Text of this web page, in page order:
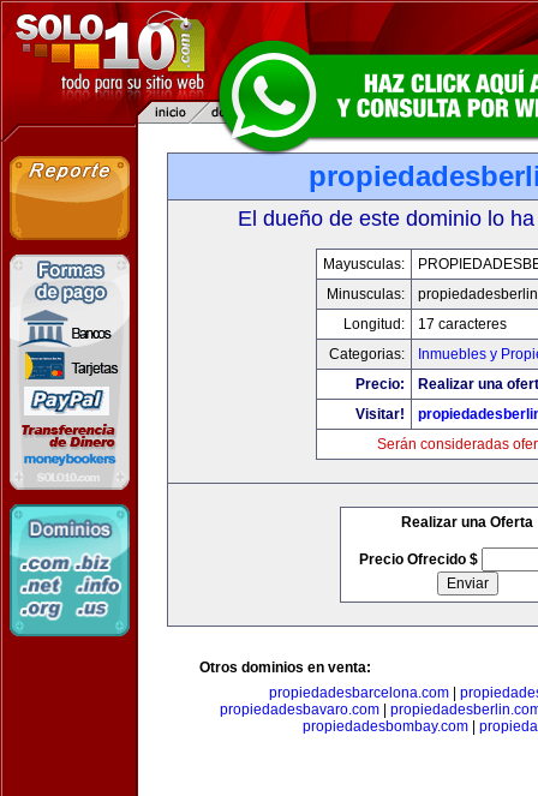
El dueño de este dominio lo
Mayusculas:
Minusculas:
Longitud:
17 caracteres
Categorias:
Inmuebles y
Precio:
Realizar una
Visitar!
Serán consideradas
Realizar una Oferta
Precio Ofrecido $
Otros dominios en venta:
propiedadesbarcelona.com|
propiedadesbavaro.com
propiedadesbombay.com